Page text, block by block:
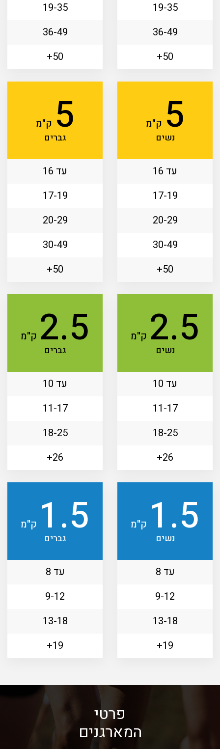
19-35
36-49
50+
19-35
36-49
50+
5 ק"מ
נשים
עד 16
17-19
20-29
30-49
50+
5 ק"מ
גברים
עד 16
17-19
20-29
30-49
50+
2.5 ק"מ
נשים
עד 10
11-17
18-25
26+
2.5 ק"מ
גברים
עד 10
11-17
18-25
26+
1.5 ק"מ
נשים
עד 8
9-12
13-18
19+
1.5 ק"מ
גברים
עד 8
9-12
13-18
19+
פרטי
המארגנים